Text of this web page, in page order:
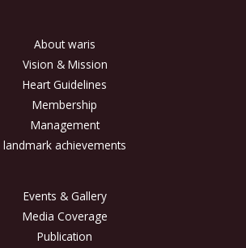
About waris
Vision & Mission
Heart Guidelines
Membership
Management
landmark achievements
Events & Gallery
Media Coverage
Publication